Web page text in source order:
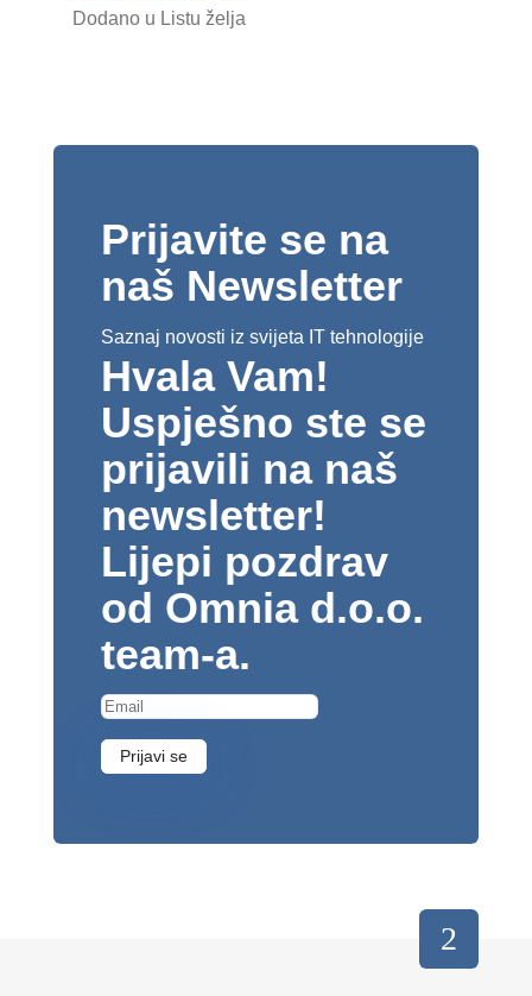
Dodano u Listu želja
Prijavite se na
naš Newsletter
Saznaj novosti iz svijeta IT tehnologije
Hvala Vam!
Uspješno ste se
prijavili na naš
newsletter!
Lijepi pozdrav
od Omnia d.o.o.
team-a.
Prijavi se